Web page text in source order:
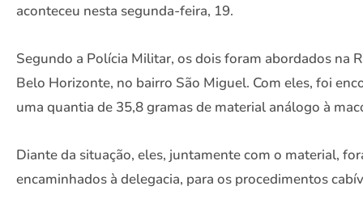
aconteceu nesta segunda-feira, 19.
Segundo a Polícia Militar, os dois foram abordados na
Belo Horizonte, no bairro São Miguel. Com eles, foi
uma quantia de 35,8 gramas de material análogo à
Diante da situação, eles, juntamente com o material,
encaminhados à delegacia, para os procedimentos